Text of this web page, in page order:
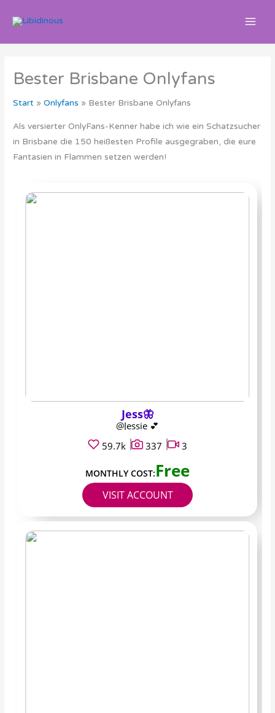
Inhalt
Bester Brisbane Onlyfans
Start Onlyfans Bester Brisbane Onlyfans
Als versierter OnlyFans-Kenner habe ich wie ein Schatzsucher
in Brisbane die 150 heißesten Profile ausgegraben, die eure
Fantasien in Flammen setzen werden!